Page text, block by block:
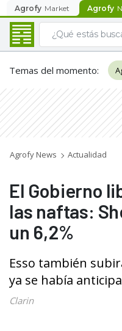
Agrofy Market Agrofy
Temas del momento:
Agrofy News Actualidad
El Gobierno
las naftas:
un 6,2%
Esso también
ya se había
Clarin